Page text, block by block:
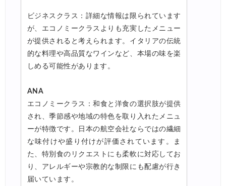
ビジネスクラス：詳細な情報は限られています
が、エコノミークラスよりも充実したメニュー
が提供されると考えられます。イタリアの伝統
的な料理や高品質なワインなど、本場の味を楽
しめる可能性があります。
ANA
エコノミークラス：和食と洋食の選択肢が提供
され、季節感や地域の特色を取り入れたメニュ
ーが特徴です。日本の航空会社ならではの繊細
な味付けや盛り付けが評価されています。ま
た、特別食のリクエストにも柔軟に対応してお
り、アレルギーや宗教的な制限にも配慮が行き
届いています。